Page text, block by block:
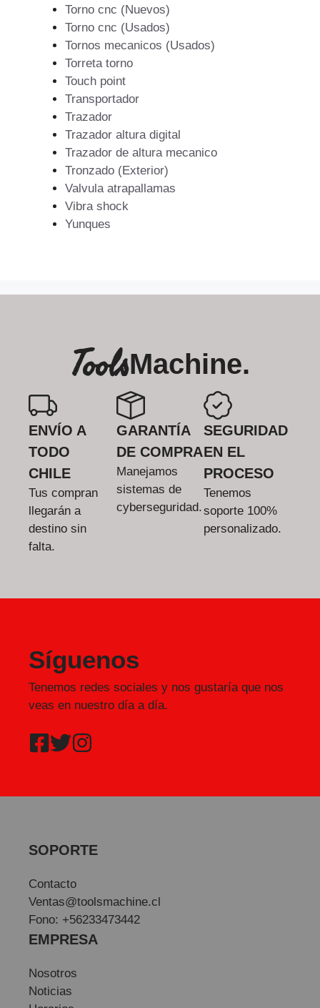
Torno cnc (Nuevos)
Torno cnc (Usados)
Tornos mecanicos (Usados)
Torreta torno
Touch point
Transportador
Trazador
Trazador altura digital
Trazador de altura mecanico
Tronzado (Exterior)
Valvula atrapallamas
Vibra shock
Yunques
ToolsMachine.
ENVÍO A
TODO
CHILE
Tus compran
llegarán a
destino sin
falta.
GARANTÍA
DE COMPRA
Manejamos
sistemas de
cyberseguridad.
SEGURIDAD
EN EL
PROCESO
Tenemos
soporte 100%
personalizado.
Síguenos
Tenemos redes sociales y nos gustaría que nos
veas en nuestro día a día.
SOPORTE
Contacto
Ventas@toolsmachine.cl
Fono: +56233473442
EMPRESA
Nosotros
Noticias